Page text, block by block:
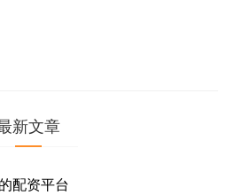
新文章
配资平台